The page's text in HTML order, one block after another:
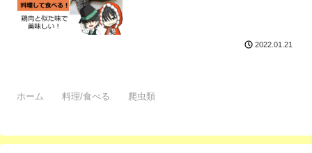
2022.01.21
ホーム 料理/食べる 爬虫類